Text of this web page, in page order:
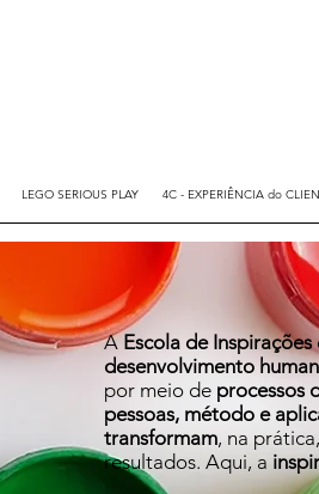
LEGO SERIOUS PLAY 4C - EXPERIÊNCIA do
A Escola de Inspirações
desenvolvimento
por meio de processos
pessoas, método e
transformam, na
resultados. Aqui, a